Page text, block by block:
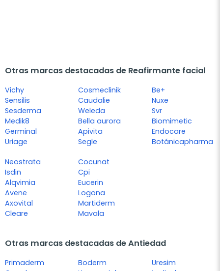
Otras marcas destacadas de Reafirmante facial
Vichy
Sensilis
Sesderma
Medik8
Germinal
Uriage
Cosmeclinik
Caudalie
Weleda
Bella aurora
Apivita
Segle
Be+
Nuxe
Svr
Biomimetic
Endocare
Botánicapharma
Neostrata
Isdin
Alqvimia
Avene
Axovital
Cleare
Cocunat
Cpi
Eucerin
Logona
Martiderm
Mavala
Otras marcas destacadas de Antiedad
Primaderm
Boderm
Uresim